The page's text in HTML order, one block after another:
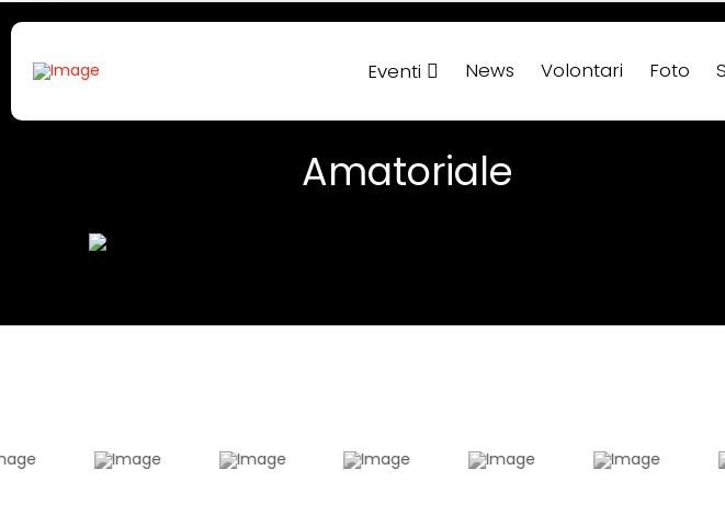
Eventi News Volontari Foto
Amatoriale